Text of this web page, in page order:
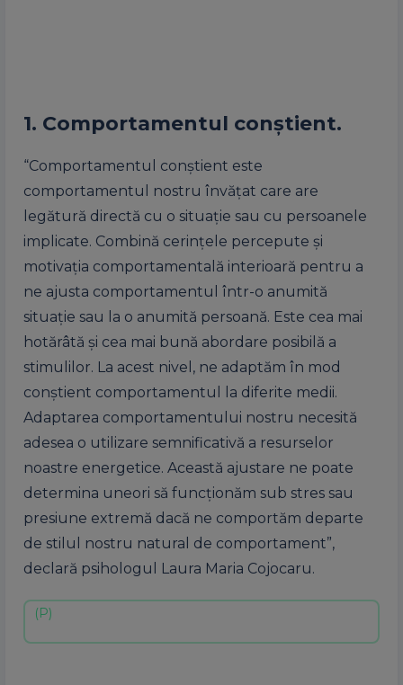
1. Comportamentul conștient.
“Comportamentul conștient este
comportamentul nostru învățat care are
legătură directă cu o situație sau cu persoanele
implicate. Combină cerințele percepute și
motivația comportamentală interioară pentru a
ne ajusta comportamentul într-o anumită
situație sau la o anumită persoană. Este cea mai
hotărâtă și cea mai bună abordare posibilă a
stimulilor. La acest nivel, ne adaptăm în mod
conștient comportamentul la diferite medii.
Adaptarea comportamentului nostru necesită
adesea o utilizare semnificativă a resurselor
noastre energetice. Această ajustare ne poate
determina uneori să funcționăm sub stres sau
presiune extremă dacă ne comportăm departe
de stilul nostru natural de comportament”,
declară psihologul Laura Maria Cojocaru.